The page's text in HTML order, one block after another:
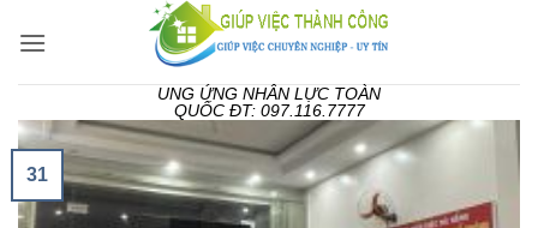
qua
UNG ỨNG NHÂN LỰC TOÀN
QUỐC ĐT: 097.116.7777
31